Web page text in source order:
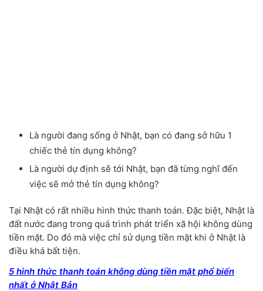
Là người đang sống ở Nhật, bạn có đang sở hữu 1
chiếc thẻ tín dụng không?
Là người dự định sẽ tới Nhật, bạn đã từng nghĩ đến
việc sẽ mở thẻ tín dụng không?
Tại Nhật có rất nhiều hình thức thanh toán. Đặc biệt, Nhật là
đất nước đang trong quá trình phát triển xã hội không dùng
tiền mặt. Do đó mà việc chỉ sử dụng tiền mặt khi ở Nhật là
điều khá bất tiện.
5 hình thức thanh toán không dùng tiền mặt phổ biến
nhất ở Nhật Bản